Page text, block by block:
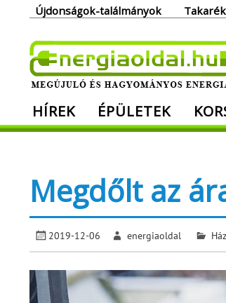
Újdonságok-találmányok
Megújuló és hagyományos
HÍREK ÉPÜLETEK
Megdőlt az
2019-12-06 energiaoldal